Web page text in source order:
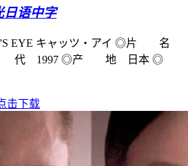
日语中字
キャッツ・アイ ◎片 名
代 1997 ◎产 地 日本 ◎
击下载